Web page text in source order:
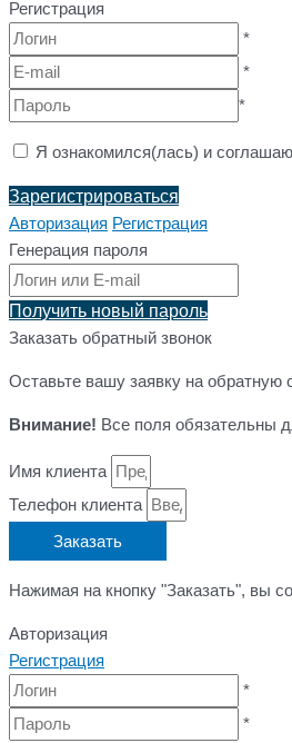
Регистрация
*
*
*
Я ознакомился(лась) и
Зарегистрироваться
Авторизация Регистрация
Генерация пароля
Получить новый пароль
Заказать обратный звонок
Оставьте вашу заявку на
Внимание! Все поля обязательны
Имя клиента
Телефон клиента
Заказать
Нажимая на кнопку "Заказать", вы
Авторизация
Регистрация
*
*